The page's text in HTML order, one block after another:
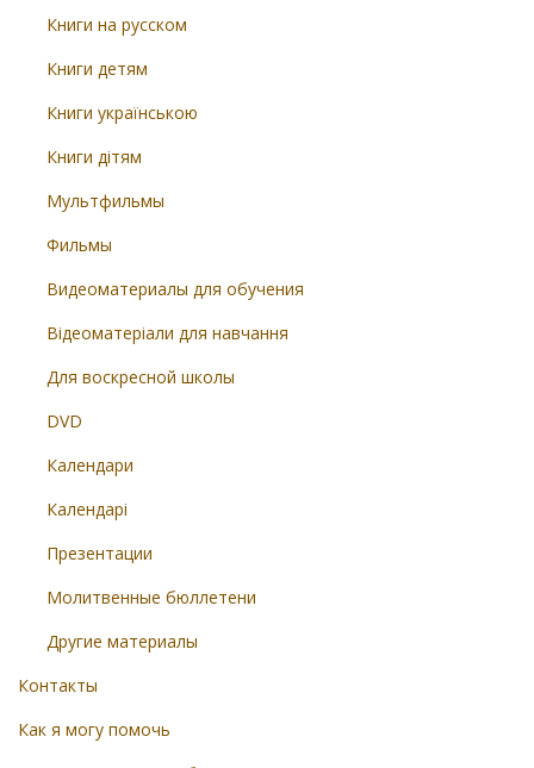
Книги на русском
Книги детям
Книги українською
Книги дітям
Мультфильмы
Фильмы
Видеоматериалы для обучения
Відеоматеріали для навчання
Для воскресной школы
DVD
Календари
Календарі
Презентации
Молитвенные бюллетени
Другие материалы
Контакты
Как я могу помочь